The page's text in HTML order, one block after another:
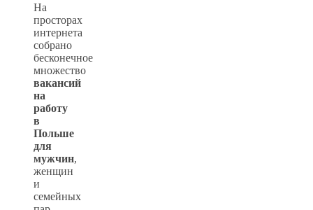
На
просторах
интернета
собрано
бесконечное
множество
вакансий
на
работу
в
Польше
для
мужчин,
женщин
и
семейных